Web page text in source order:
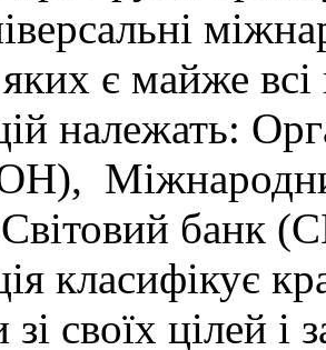
є майже всі
належать:
банк
класифікує
своїх цілей